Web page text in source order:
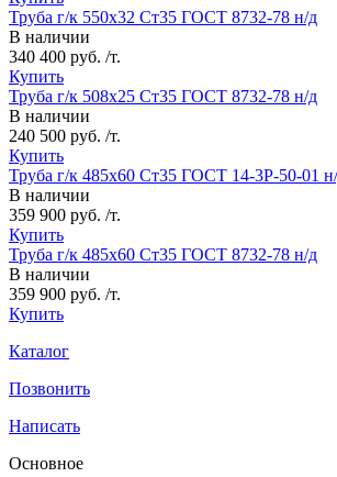
Труба г/к 550х32 Ст35 ГОСТ 8732-78 н/д
В наличии
340 400 руб. /т.
Купить
Труба г/к 508х25 Ст35 ГОСТ 8732-78 н/д
В наличии
240 500 руб. /т.
Купить
Труба г/к 485х60 Ст35 ГОСТ 14-3Р-50-01
В наличии
359 900 руб. /т.
Купить
Труба г/к 485х60 Ст35 ГОСТ 8732-78 н/д
В наличии
359 900 руб. /т.
Купить
Каталог
Позвонить
Написать
Основное